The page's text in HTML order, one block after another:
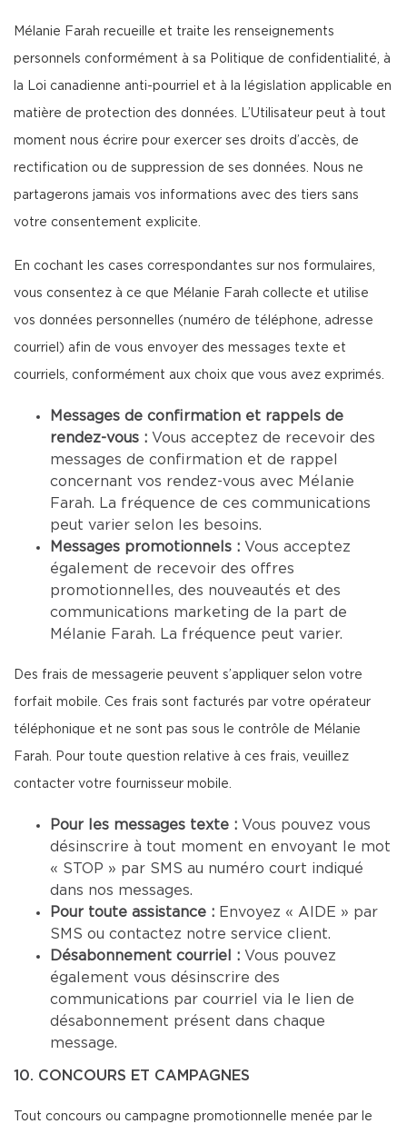
Mélanie Farah recueille et traite les renseignements
personnels conformément à sa Politique de confidentialité, à
la Loi canadienne anti-pourriel et à la législation applicable en
matière de protection des données. L’Utilisateur peut à tout
moment nous écrire pour exercer ses droits d’accès, de
rectification ou de suppression de ses données. Nous ne
partagerons jamais vos informations avec des tiers sans
votre consentement explicite.
En cochant les cases correspondantes sur nos formulaires,
vous consentez à ce que Mélanie Farah collecte et utilise
vos données personnelles (numéro de téléphone, adresse
courriel) afin de vous envoyer des messages texte et
courriels, conformément aux choix que vous avez exprimés.
Messages de confirmation et rappels de
rendez-vous : Vous acceptez de recevoir des
messages de confirmation et de rappel
concernant vos rendez-vous avec Mélanie
Farah. La fréquence de ces communications
peut varier selon les besoins.
Messages promotionnels : Vous acceptez
également de recevoir des offres
promotionnelles, des nouveautés et des
communications marketing de la part de
Mélanie Farah. La fréquence peut varier.
Des frais de messagerie peuvent s’appliquer selon votre
forfait mobile. Ces frais sont facturés par votre opérateur
téléphonique et ne sont pas sous le contrôle de Mélanie
Farah. Pour toute question relative à ces frais, veuillez
contacter votre fournisseur mobile.
Pour les messages texte : Vous pouvez vous
désinscrire à tout moment en envoyant le mot
« STOP » par SMS au numéro court indiqué
dans nos messages.
Pour toute assistance : Envoyez « AIDE » par
SMS ou contactez notre service client.
Désabonnement courriel : Vous pouvez
également vous désinscrire des
communications par courriel via le lien de
désabonnement présent dans chaque
message.
10. CONCOURS ET CAMPAGNES
Tout concours ou campagne promotionnelle menée par le